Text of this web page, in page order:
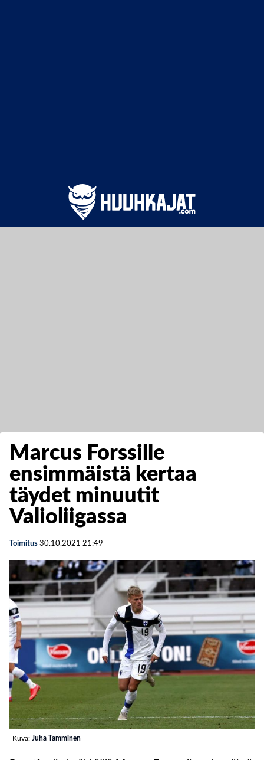
Marcus Forssille
ensimmäistä kertaa
täydet minuutit
Valioliigassa
Toimitus 30.10.2021 21:49
Kuva: Juha Tamminen